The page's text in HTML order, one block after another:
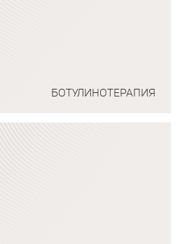
БОТУЛИНОТЕРАПИЯ